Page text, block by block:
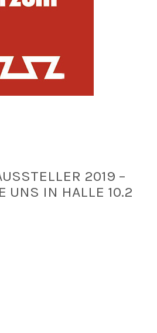
2019 –
UNS IN HALLE 10.2